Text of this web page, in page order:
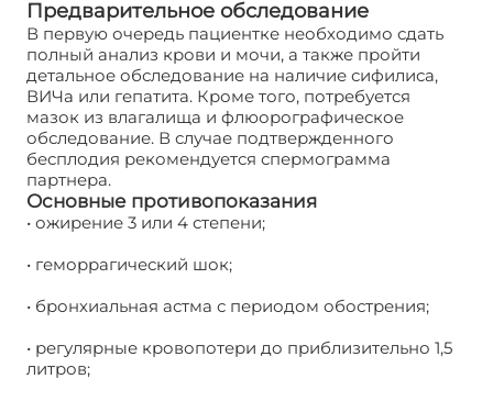
Предварительное обследование
В первую очередь пациентке необходимо сдать
полный анализ крови и мочи, а также пройти
детальное обследование на наличие сифилиса,
ВИЧа или гепатита. Кроме того, потребуется
мазок из влагалища и флюорографическое
обследование. В случае подтвержденного
бесплодия рекомендуется спермограмма
партнера.
Основные противопоказания
• ожирение 3 или 4 степени;
• геморрагический шок;
• бронхиальная астма с периодом обострения;
• регулярные кровопотери до приблизительно 1,5
литров;